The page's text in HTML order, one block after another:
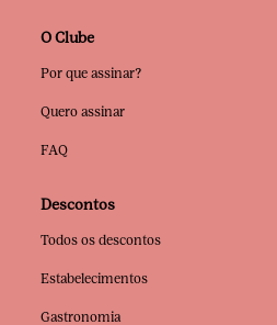
O Clube
Por que assinar?
Quero assinar
FAQ
Descontos
Todos os descontos
Estabelecimentos
Gastronomia